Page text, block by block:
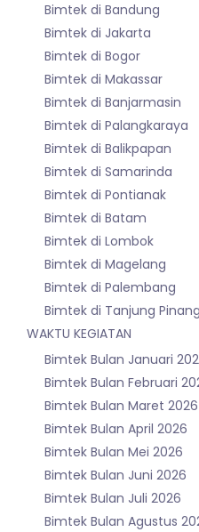
Bimtek di Bandung
Bimtek di Jakarta
Bimtek di Bogor
Bimtek di Makassar
Bimtek di Banjarmasin
Bimtek di Palangkaraya
Bimtek di Balikpapan
Bimtek di Samarinda
Bimtek di Pontianak
Bimtek di Batam
Bimtek di Lombok
Bimtek di Magelang
Bimtek di Palembang
Bimtek di Tanjung Pinang
WAKTU KEGIATAN
Bimtek Bulan Januari
Bimtek Bulan Februari
Bimtek Bulan Maret 2026
Bimtek Bulan April 2026
Bimtek Bulan Mei 2026
Bimtek Bulan Juni 2026
Bimtek Bulan Juli 2026
Bimtek Bulan Agustus